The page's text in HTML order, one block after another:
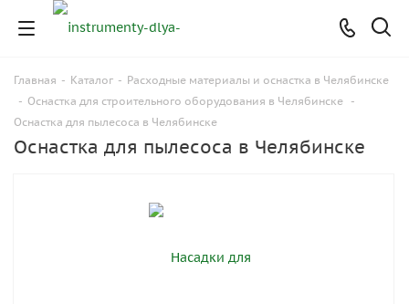
Главная - Каталог - Расходные материалы и оснастка в Челябинске
- Оснастка для строительного оборудования в Челябинске -
Оснастка для пылесоса в Челябинске
Оснастка для пылесоса в Челябинске